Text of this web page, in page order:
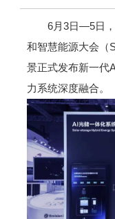
6月3日—5日
和智慧能源大会（
景正式发布新一代
力系统深度融合。